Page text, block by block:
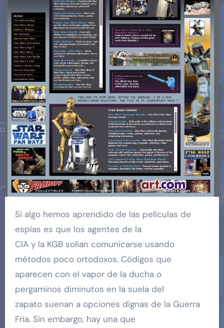
Si algo hemos aprendido de las películas de
espías es que los agentes de la
CIA y la KGB solían comunicarse usando
métodos poco ortodoxos. Códigos que
aparecen con el vapor de la ducha o
pergaminos diminutos en la suela del
zapato suenan a opciones dignas de la Guerra
Fría. Sin embargo, hay una que